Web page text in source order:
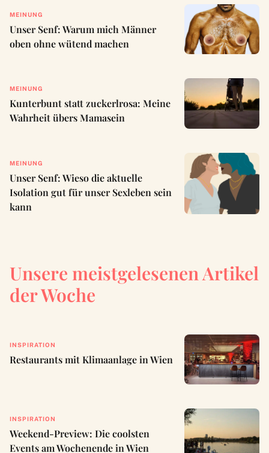
MEINUNG
Unser Senf: Warum mich Männer
oben ohne wütend machen
MEINUNG
Kunterbunt statt zuckerlrosa: Meine
Wahrheit übers Mamasein
MEINUNG
Unser Senf: Wieso die aktuelle
Isolation gut für unser Sexleben sein
kann
Unsere meistgelesenen Artikel
der Woche
INSPIRATION
Restaurants mit Klimaanlage in Wien
INSPIRATION
Weekend-Preview: Die coolsten
Events am Wochenende in Wien